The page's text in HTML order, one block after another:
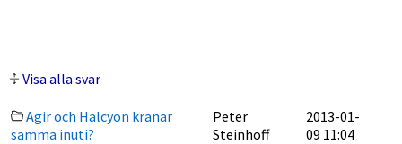
Visa alla svar
Agir och Halcyon kranar
samma inuti?
Peter
Steinhoff
2013-01-
09 11:04